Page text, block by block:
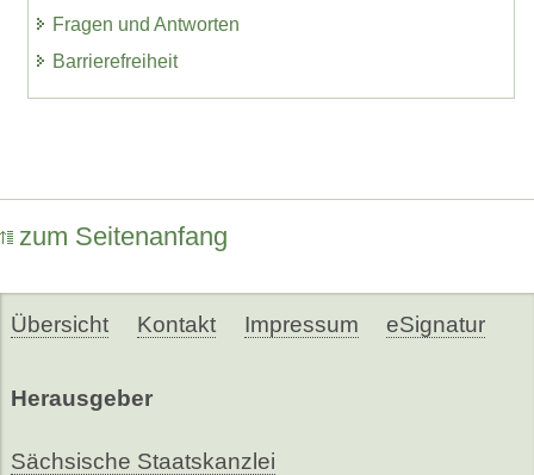
Fragen und Antworten
Barrierefreiheit
zum Seitenanfang
Übersicht Kontakt Impressum eSignatur
Herausgeber
Sächsische Staatskanzlei